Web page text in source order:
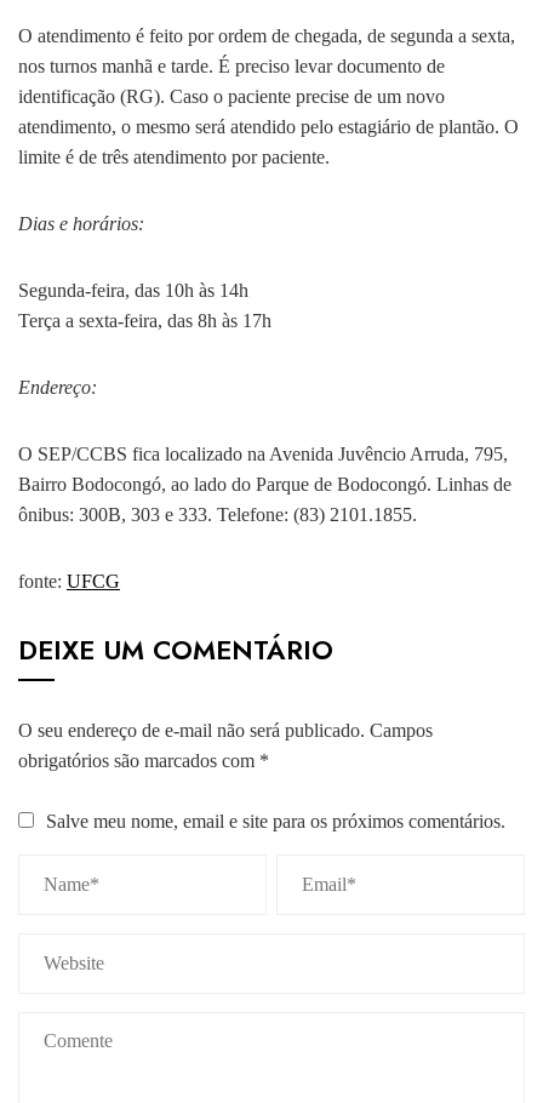
O atendimento é feito por ordem de chegada, de segunda a sexta,
nos turnos manhã e tarde. É preciso levar documento de
identificação (RG). Caso o paciente precise de um novo
atendimento, o mesmo será atendido pelo estagiário de plantão. O
limite é de três atendimento por paciente.
Dias e horários:
Segunda-feira, das 10h às 14h
Terça a sexta-feira, das 8h às 17h
Endereço:
O SEP/CCBS fica localizado na Avenida Juvêncio Arruda, 795,
Bairro Bodocongó, ao lado do Parque de Bodocongó. Linhas de
ônibus: 300B, 303 e 333. Telefone: (83) 2101.1855.
fonte: UFCG
DEIXE UM COMENTÁRIO
O seu endereço de e-mail não será publicado. Campos
obrigatórios são marcados com *
Salve meu nome, email e site para os próximos comentários.